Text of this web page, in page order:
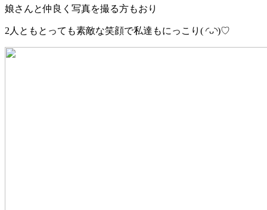
娘さんと仲良く写真を撮る方もおり
2人ともとっても素敵な笑顔で私達もにっこり ( ◜ᴗ◝)♡